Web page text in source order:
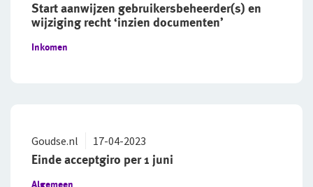
Start aanwijzen gebruikersbeheerder(s) en
wijziging recht ‘inzien documenten’
Inkomen
Einde acceptgiro per 1 juni
Goudse.nl 17-04-2023
Algemeen